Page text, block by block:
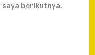
berikutnya.